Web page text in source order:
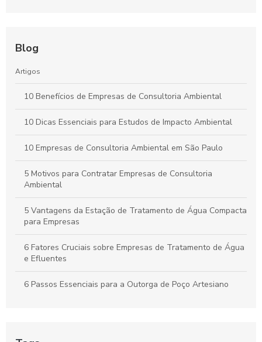
Blog
Artigos
10 Benefícios de Empresas de Consultoria Ambiental
10 Dicas Essenciais para Estudos de Impacto Ambiental
10 Empresas de Consultoria Ambiental em São Paulo
5 Motivos para Contratar Empresas de Consultoria
Ambiental
5 Vantagens da Estação de Tratamento de Água Compacta
para Empresas
6 Fatores Cruciais sobre Empresas de Tratamento de Água
e Efluentes
6 Passos Essenciais para a Outorga de Poço Artesiano